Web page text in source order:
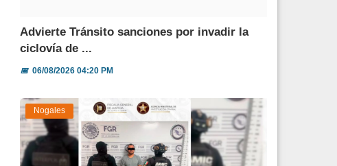
Advierte Tránsito sanciones por invadir la
ciclovía de ...
📅06/08/2026 04:20 PM
Nogales